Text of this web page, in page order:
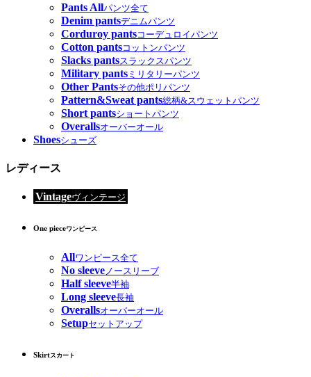
Pants Allパンツ全て
Denim pantsデニムパンツ
Corduroy pantsコーデュロイパンツ
Cotton pantsコットンパンツ
Slacks pantsスラックスパンツ
Military pants ミリタリーパンツ
Other Pantsその他ポリパンツ
Pattern&Sweat pants総柄&スウェットパンツ
Short pantsショートパンツ
Overallsオーバーオール
Shoesシューズ
レディース
Vintageヴィンテージ
One pieceワンピース
Allワンピース全て
No sleeveノースリーブ
Half sleeve半袖
Long sleeve長袖
Overallsオーバーオール
Setupセットアップ
Skirtスカート